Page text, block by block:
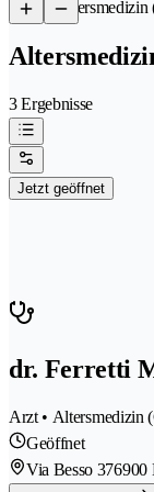
/Altersmedizin
3 Ergebnisse
Jetzt geöffnet
dr. Ferretti
Arzt • Altersmedizin
Geöffnet
Via Besso 376900